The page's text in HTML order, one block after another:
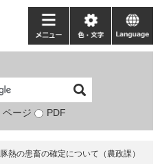
検
象
ページ PDF
メ
ニ
ー
色・
文
language
豚熱の患畜の確定について（農政課）